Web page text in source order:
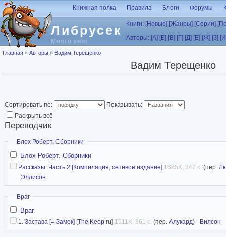
Перейти к основному содержанию
Либрусек
Много книг
Книжная полка Правила Блоги Форумы
Книги: [Новые] [Жанры] [Серии]
Авторы: [А] [Б] [В] [Г] [Д] [Е] [Ж] [З]
Вы здесь
Главная » Авторы » Вадим Терещенко
Вадим Терещенко
Сортировать по:
Показывать:
Раскрыть всё
Переводчик
Скрыть
Блох Роберт. Сборники
Блох Роберт. Сборники
Рассказы. Часть 2 [Компиляция, сетевое издание] 1685K, 347 с. (пер.
Эллисон
Скрыть
Враг
Враг
1. Застава [= Замок] [The Keep ru] 1511K, 361 с. (пер. Алукард) - Вилсон